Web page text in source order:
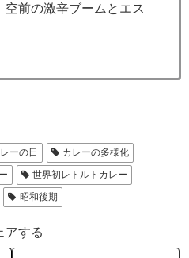
空前の激辛ブームとエス
ーの日
カレーの多様化
世界初レトルトカレー
昭和後期
アする